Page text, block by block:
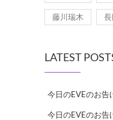
藤川瑞木
LATEST
今日のEVEのお告
今日のEVEのお告